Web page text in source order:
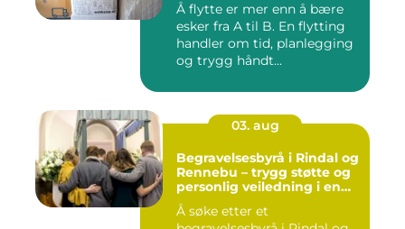
Å flytte er mer enn å bære
esker fra A til B. En flytting
handler om tid, planlegging
og trygg håndt...
03. aug
Begravelsesbyrå i Rindal og
Rennebu – trygg støtte og
personlig veiledning i en
vanskelig tid
Å søke etter et